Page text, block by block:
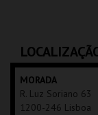
MORADA
R. Luz Soriano 63
1200-246 Lisboa